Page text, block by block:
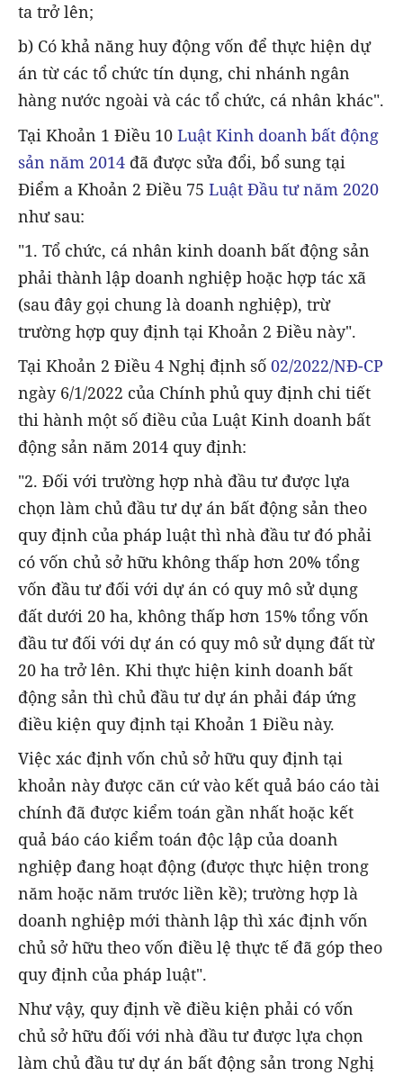
ta trở lên;
b) Có khả năng huy động vốn để thực hiện dự
án từ các tổ chức tín dụng, chi nhánh ngân
hàng nước ngoài và các tổ chức, cá nhân khác".
Tại Khoản 1 Điều 10 Luật Kinh doanh bất động
sản năm 2014 đã được sửa đổi, bổ sung tại
Điểm a Khoản 2 Điều 75 Luật Đầu tư năm 2020
như sau:
"1. Tổ chức, cá nhân kinh doanh bất động sản
phải thành lập doanh nghiệp hoặc hợp tác xã
(sau đây gọi chung là doanh nghiệp), trừ
trường hợp quy định tại Khoản 2 Điều này".
Tại Khoản 2 Điều 4 Nghị định số 02/2022/NĐ-CP
ngày 6/1/2022 của Chính phủ quy định chi tiết
thi hành một số điều của Luật Kinh doanh bất
động sản năm 2014 quy định:
"2. Đối với trường hợp nhà đầu tư được lựa
chọn làm chủ đầu tư dự án bất động sản theo
quy định của pháp luật thì nhà đầu tư đó phải
có vốn chủ sở hữu không thấp hơn 20% tổng
vốn đầu tư đối với dự án có quy mô sử dụng
đất dưới 20 ha, không thấp hơn 15% tổng vốn
đầu tư đối với dự án có quy mô sử dụng đất từ
20 ha trở lên. Khi thực hiện kinh doanh bất
động sản thì chủ đầu tư dự án phải đáp ứng
điều kiện quy định tại Khoản 1 Điều này.
Việc xác định vốn chủ sở hữu quy định tại
khoản này được căn cứ vào kết quả báo cáo tài
chính đã được kiểm toán gần nhất hoặc kết
quả báo cáo kiểm toán độc lập của doanh
nghiệp đang hoạt động (được thực hiện trong
năm hoặc năm trước liền kề); trường hợp là
doanh nghiệp mới thành lập thì xác định vốn
chủ sở hữu theo vốn điều lệ thực tế đã góp theo
quy định của pháp luật".
Như vậy, quy định về điều kiện phải có vốn
chủ sở hữu đối với nhà đầu tư được lựa chọn
làm chủ đầu tư dự án bất động sản trong Nghị